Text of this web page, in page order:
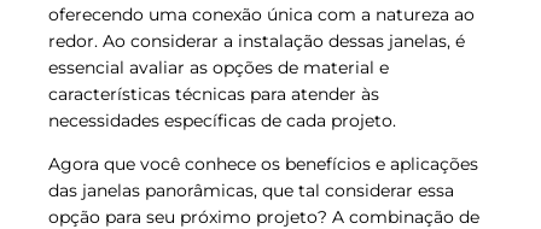
oferecendo uma conexão única com a natureza ao
redor. Ao considerar a instalação dessas janelas, é
essencial avaliar as opções de material e
características técnicas para atender às
necessidades específicas de cada projeto.
Agora que você conhece os benefícios e aplicações
das janelas panorâmicas, que tal considerar essa
opção para seu próximo projeto? A combinação de